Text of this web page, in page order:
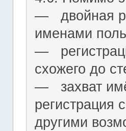
― двойная
именами
―
схожего до
― захват
регистрация
другими